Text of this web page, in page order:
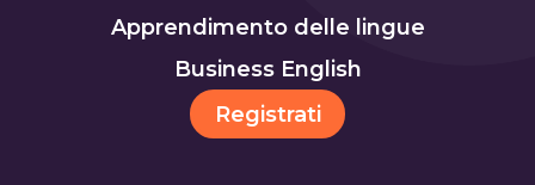
Apprendimento delle lingue
Business English
Registrati